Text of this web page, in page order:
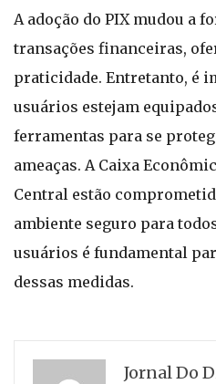
A adoção do PIX mudou a
transações financeiras,
praticidade. Entretanto, é
usuários estejam
ferramentas para se
ameaças. A Caixa
Central estão
ambiente seguro para
usuários é fundamental
dessas medidas.
Jornal Do